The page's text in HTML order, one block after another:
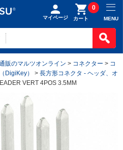
マイページ カート
0
MENU
販のマルツオンライン > コネクター > コ
DigiKey）
> 長方形コネクタ - ヘッダ、オ
VERT 4POS 3.5MM